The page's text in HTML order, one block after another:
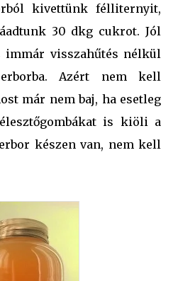
kivettünk félliternyit,
30 dkg cukrot. Jól
immár visszahűtés nélkül
Azért nem kell
már nem baj, ha esetleg
is kiöli a
készen van, nem kell